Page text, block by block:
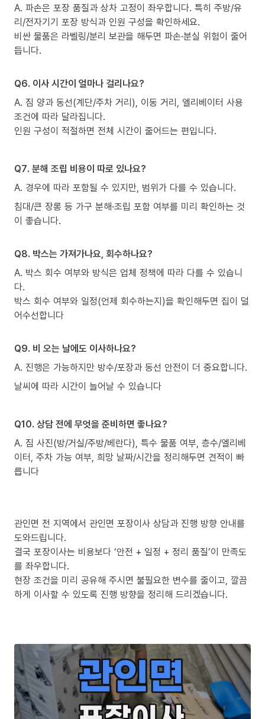
A. 파손은 포장 품질과 상차 고정이 좌우합니다. 특히 주방/유
리/전자기기 포장 방식과 인원 구성을 확인하세요.
비싼 물품은 라벨링/분리 보관을 해두면 파손·분실 위험이 줄어
듭니다.
Q6. 이사 시간이 얼마나 걸리나요?
A. 짐 양과 동선(계단/주차 거리), 이동 거리, 엘리베이터 사용
조건에 따라 달라집니다.
인원 구성이 적절하면 전체 시간이 줄어드는 편입니다.
Q7. 분해 조립 비용이 따로 있나요?
A. 경우에 따라 포함될 수 있지만, 범위가 다를 수 있습니다.
침대/큰 장롱 등 가구 분해·조립 포함 여부를 미리 확인하는 것
이 좋습니다.
Q8. 박스는 가져가나요, 회수하나요?
A. 박스 회수 여부와 방식은 업체 정책에 따라 다를 수 있습니
다.
박스 회수 여부와 일정(언제 회수하는지)을 확인해두면 집이 덜
어수선합니다
Q9. 비 오는 날에도 이사하나요?
A. 진행은 가능하지만 방수/포장과 동선 안전이 더 중요합니다.
날씨에 따라 시간이 늘어날 수 있습니다
Q10. 상담 전에 무엇을 준비하면 좋나요?
A. 짐 사진(방/거실/주방/베란다), 특수 물품 여부, 층수/엘리베
이터, 주차 가능 여부, 희망 날짜/시간을 정리해두면 견적이 빠
릅니다
관인면 전 지역에서 관인면 포장이사 상담과 진행 방향 안내를
도와드립니다.
결국 포장이사는 비용보다 ‘안전 + 일정 + 정리 품질’이 만족도
를 좌우합니다.
현장 조건을 미리 공유해 주시면 불필요한 변수를 줄이고, 깔끔
하게 이사할 수 있도록 진행 방향을 정리해 드리겠습니다.